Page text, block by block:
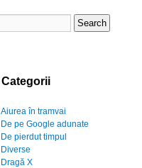
Categorii
Aiurea în tramvai
De pe Google adunate
De pierdut timpul
Diverse
Dragă X